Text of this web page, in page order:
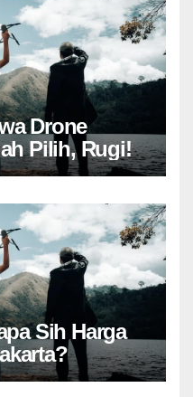
Drone
Pilih, Rugi!
Sih Harga